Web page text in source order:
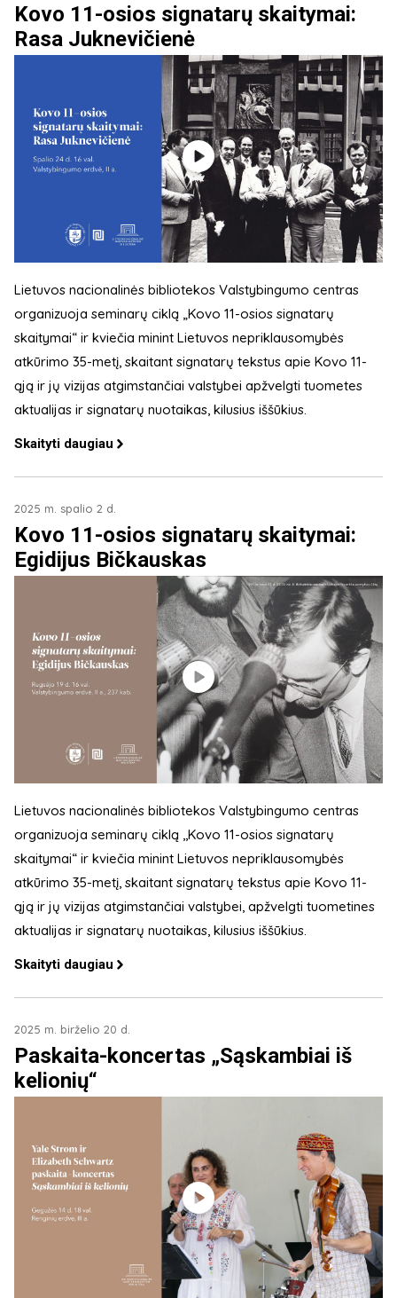
Kovo 11-osios signatarų skaitymai:
Rasa Juknevičienė
Lietuvos nacionalinės bibliotekos Valstybingumo centras
organizuoja seminarų ciklą „Kovo 11-osios signatarų
skaitymai“ ir kviečia minint Lietuvos nepriklausomybės
atkūrimo 35-metį, skaitant signatarų tekstus apie Kovo 11-
ąją ir jų vizijas atgimstančiai valstybei apžvelgti tuometes
aktualijas ir signatarų nuotaikas, kilusius iššūkius.
Skaityti daugiau
2025 m. spalio 2 d.
Kovo 11-osios signatarų skaitymai:
Egidijus Bičkauskas
Lietuvos nacionalinės bibliotekos Valstybingumo centras
organizuoja seminarų ciklą ,,Kovo 11-osios signatarų
skaitymai“ ir kviečia minint Lietuvos nepriklausomybės
atkūrimo 35-metį, skaitant signatarų tekstus apie Kovo 11-
ąją ir jų vizijas atgimstančiai valstybei, apžvelgti tuometines
aktualijas ir signatarų nuotaikas, kilusius iššūkius.
Skaityti daugiau
2025 m. birželio 20 d.
Paskaita-koncertas „Sąskambiai iš
kelionių“